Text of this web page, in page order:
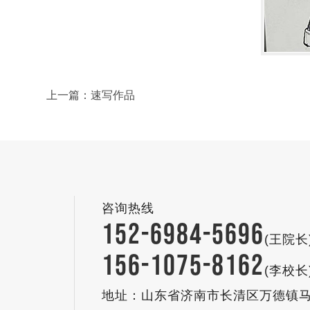
上一篇：速写作品
咨询热线
152-6984-5696 (王院
156-1075-8162 (李校
地址：山东省济南市长清区万德镇